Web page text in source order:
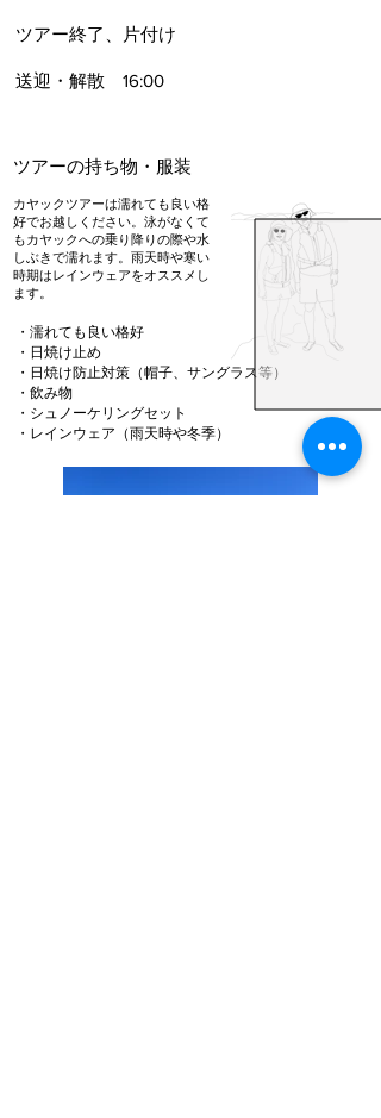
​ツアー終了、片付け
​送迎・解散 16:00
​ツアーの持ち物・服装
カヤックツアーは濡れても良い格
好でお越しください。泳がなくて
もカヤックへの乗り降りの際や水
しぶきで濡れます。雨天時や寒い
時期はレインウェアをオススメし
ます。
・濡れても良い格好
・日焼け止め
・日焼け防止対策（帽子、サングラス等）
・飲み物
・シュノーケリングセット
​・レインウェア（雨天時や冬季）